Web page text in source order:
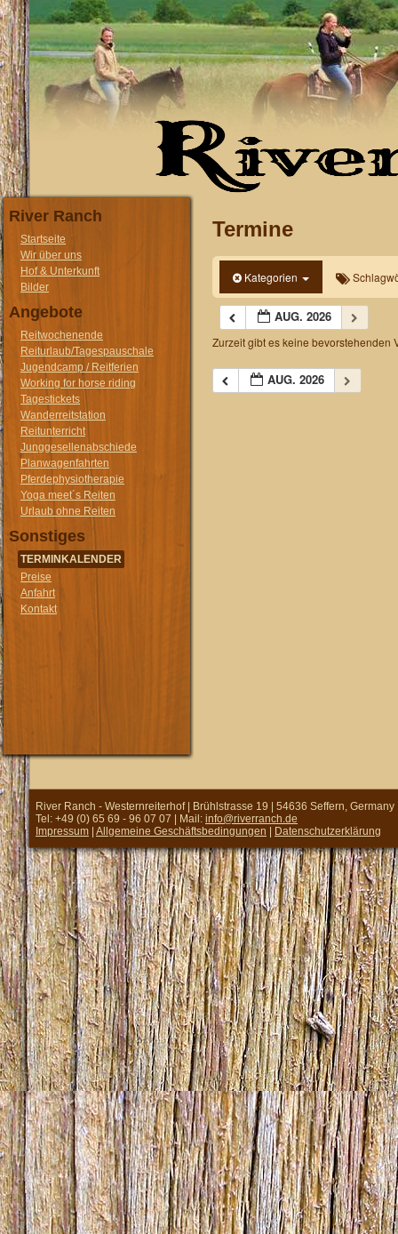
River Ranch
Startseite
Wir über uns
Hof & Unterkunft
Bilder
Angebote
Reitwochenende
Reiturlaub/Tagespauschale
Jugendcamp / Reitferien
Working for horse riding
Tagestickets
Wanderreitstation
Reitunterricht
Junggesellenabschiede
Planwagenfahrten
Pferdephysiotherapie
Yoga meet´s Reiten
Urlaub ohne Reiten
Sonstiges
TERMINKALENDER
Preise
Anfahrt
Kontakt
Termine
Kategorien
AUG. 2026
Zurzeit gibt es keine bevorstehenden
AUG. 2026
River Ranch - Westernreiterhof | Brühlstrasse 19 | 54636 Seffern, Germany
Tel: +49 (0) 65 69 - 96 07 07 | Mail: info@riverranch.de
Impressum Allgemeine Geschäftsbedingungen Datenschutzerklärung